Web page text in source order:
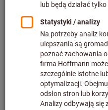
Kliknij, aby powiększyć obraz